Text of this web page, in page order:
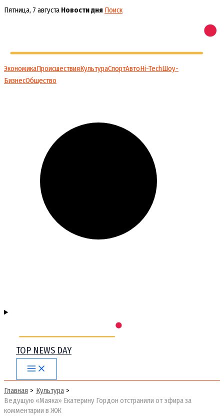
Перейти
Пятница, 7 августа Новости дня Поиск
ЭкономикаПроисшествияКультураСпортАвтоHi-TechШоу-
БизнесОбщество
TOP NEWS DAY
Main
Menu
Главная
Культура
Ведущую «Маяка» Екатерину Гордон отстранили от эфира за
комментарии в ЖЖ